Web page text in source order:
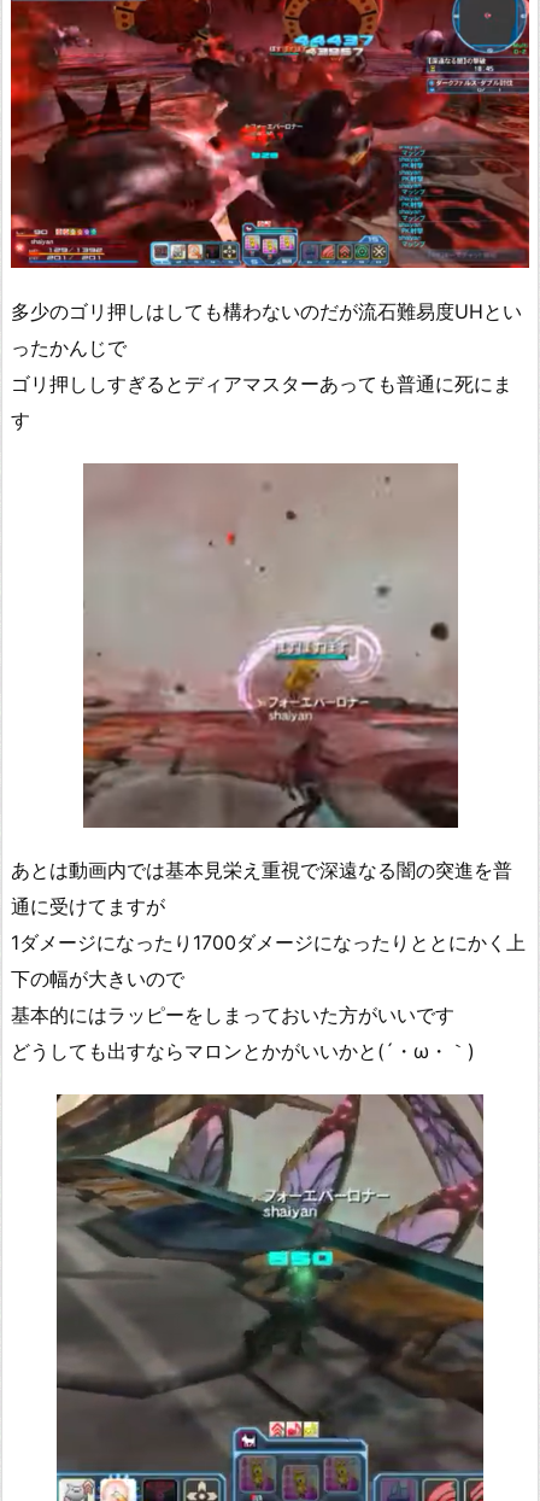
多少のゴリ押しはしても構わないのだが流石難易度UHとい
ったかんじで
ゴリ押ししすぎるとディアマスターあっても普通に死にま
す
あとは動画内では基本見栄え重視で深遠なる闇の突進を普
通に受けてますが
1ダメージになったり1700ダメージになったりととにかく上
下の幅が大きいので
基本的にはラッピーをしまっておいた方がいいです
どうしても出すならマロンとかがいいかと(´・ω・｀)